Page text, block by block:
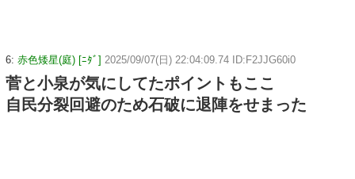
6: 赤色矮星(庭) [ﾆﾀﾞ] 2025/09/07(日) 22:04:09.74 ID:F2JJG60i0
菅と小泉が気にしてたポイントもここ
自民分裂回避のため石破に退陣をせまった